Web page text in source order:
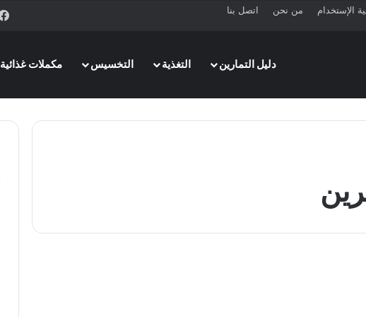
الإستخدام من نحن اتصل بنا
دليل التمارين
التغذية التخسيس مكملات غذائية